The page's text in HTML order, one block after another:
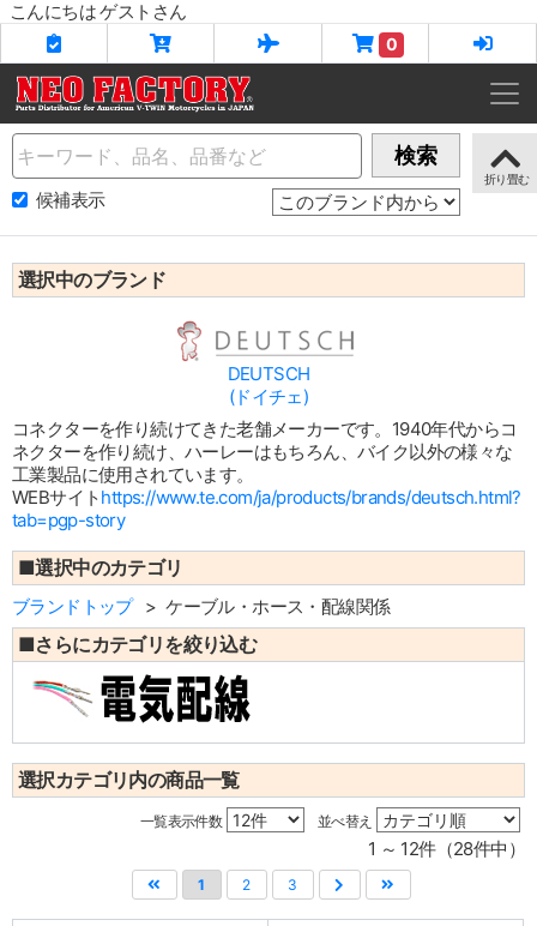
こんにちは ゲストさん
0
Name 検索
候補表示
選択中のブランド
DEUTSCH
(ドイチェ)
コネクターを作り続けてきた老舗メーカーです。1940年代からコ
ネクターを作り続け、ハーレーはもちろん、バイク以外の様々な
工業製品に使用されています。
WEBサイトhttps://www.te.com/ja/products/brands/deutsch.html?
tab=pgp-story
■選択中のカテゴリ
ブランドトップ ケーブル・ホース・配線関係
■さらにカテゴリを絞り込む
選択カテゴリ内の商品一覧
一覧表示件数 並べ替え
1 ～ 12件（28件中）
1 2 3